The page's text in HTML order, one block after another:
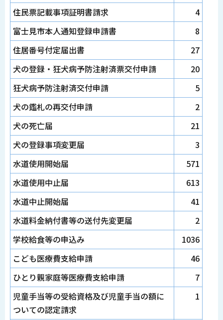
住民票記載事項証明書請求
4
富士見市本人通知登録申請書
8
住居番号付定届出書
27
犬の登録・狂犬病予防注射済票交付申請
20
狂犬病予防注射済交付申請
5
犬の鑑札の再交付申請
2
犬の死亡届
21
犬の登録事項変更届
3
水道使用開始届
571
水道使用中止届
613
水道中止開始届
41
水道料金納付書等の送付先変更届
2
学校給食等の申込み
1036
こども医療費支給申請
46
ひとり親家庭等医療費支給申請
7
児童手当等の受給資格及び児童手当の額に
ついての認定請求
1